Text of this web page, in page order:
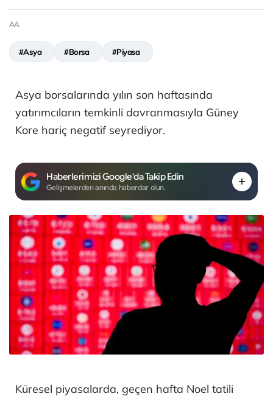
AA
#Asya #Borsa #Piyasa
Asya borsalarında yılın son haftasında
yatırımcıların temkinli davranmasıyla Güney
Kore hariç negatif seyrediyor.
Haberlerimizi Google'da Takip Edin
Gelişmelerden anında haberdar olun.
Küresel piyasalarda, geçen hafta Noel tatili